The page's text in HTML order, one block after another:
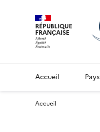
RÉPUBLIQUE
FRANÇAISE
Accueil Pays
Accueil